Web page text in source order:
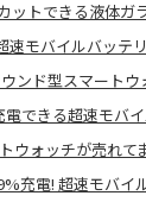
ットできる液体ガ
モバイルバッテ
ンド型スマートウ
できる超速モバ
ウォッチが売れて
充電! 超速モバイ